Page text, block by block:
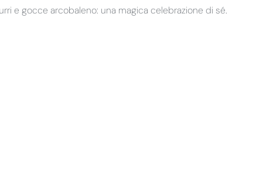
e gocce arcobaleno: una magica celebrazione di sé.